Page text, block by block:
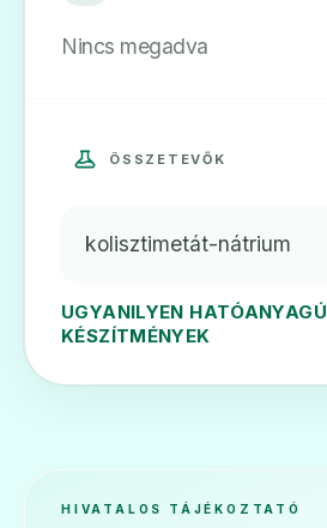
Nincs megadva
ÖSSZETEVŐK
kolisztimetát-nátrium
UGYANILYEN HATÓANYAGÚ
KÉSZÍTMÉNYEK
HIVATALOS TÁJÉKOZTATÓ